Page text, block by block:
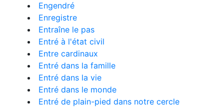
Engendré
Enregistre
Entraîne le pas
Entré à l'état civil
Entre cardinaux
Entré dans la famille
Entré dans la vie
Entré dans le monde
Entré de plain-pied dans notre cercle